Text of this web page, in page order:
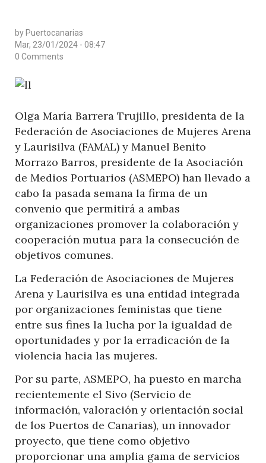
by Puertocanarias
Mar, 23/01/2024 - 08:47
0 Comments
Olga María Barrera Trujillo, presidenta de la
Federación de Asociaciones de Mujeres Arena
y Laurisilva (FAMAL) y Manuel Benito
Morrazo Barros, presidente de la Asociación
de Medios Portuarios (ASMEPO) han llevado a
cabo la pasada semana la firma de un
convenio que permitirá a ambas
organizaciones promover la colaboración y
cooperación mutua para la consecución de
objetivos comunes.
La Federación de Asociaciones de Mujeres
Arena y Laurisilva es una entidad integrada
por organizaciones feministas que tiene
entre sus fines la lucha por la igualdad de
oportunidades y por la erradicación de la
violencia hacia las mujeres.
Por su parte, ASMEPO, ha puesto en marcha
recientemente el Sivo (Servicio de
información, valoración y orientación social
de los Puertos de Canarias), un innovador
proyecto, que tiene como objetivo
proporcionar una amplia gama de servicios